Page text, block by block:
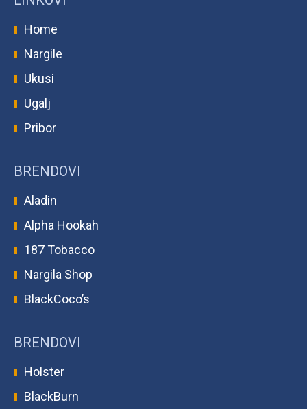
Home
Nargile
Ukusi
Ugalj
Pribor
BRENDOVI
Aladin
Alpha Hookah
187 Tobacco
Nargila Shop
BlackCoco’s
BRENDOVI
Holster
BlackBurn